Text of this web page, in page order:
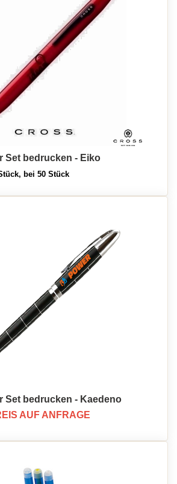
Set bedrucken - Eiko
bei 50 Stück
Set bedrucken - Kaedeno
AUF ANFRAGE